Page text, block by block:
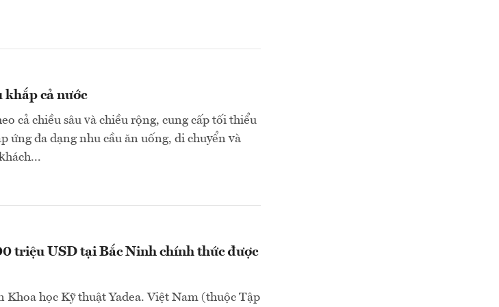
khắp cả nước
cả chiều sâu và chiều rộng, cung cấp tối thiểu
ứng đa dạng nhu cầu ăn uống, di chuyển và
triệu USD tại Bắc Ninh chính thức được
Khoa học Kỹ thuật Yadea. Việt Nam (thuộc Tập